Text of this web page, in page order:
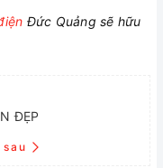
Đức Quảng sẽ hữu
ĐẸP
sau